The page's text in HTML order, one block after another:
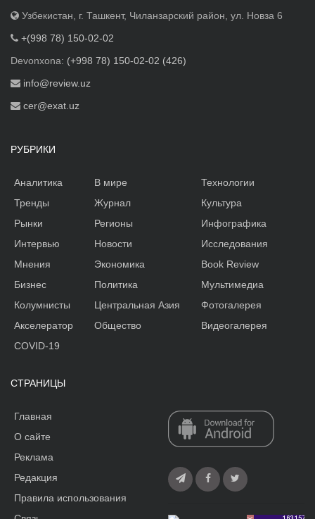
Узбекистан, г. Ташкент, Чиланзарский район, ул. Новза 6
+(998 78) 150-02-02
Devonxona: (+998 78) 150-02-02 (426)
info@review.uz
cer@exat.uz
РУБРИКИ
Аналитика
Тренды
Рынки
Интервью
Мнения
Бизнес
Колумнисты
Акселератор
В мире
Журнал
Регионы
Новости
Экономика
Политика
Центральная Азия
Общество
Технологии
Культура
Инфографика
Исследования
Book Review
Мультимедиа
Фотогалерея
Видеогалерея
COVID-19
СТРАНИЦЫ
Главная
О сайте
Реклама
Редакция
Правила использования